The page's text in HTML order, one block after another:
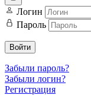
Логин
Пароль
Войти
Забыли пароль?
Забыли логин?
Регистрация